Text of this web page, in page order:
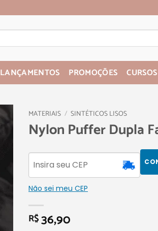
LANÇAMENTOS PROMOÇÕES CURSOS
MATERIAIS / SINTÉTICOS LISOS
Nylon Puffer Dupla
Não sei meu CEP
R$36,90